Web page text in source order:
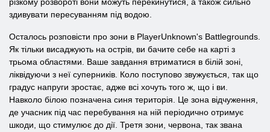
здивувати пересуванням під водою.
Осталось розповісти про зони в PlayerUnknown's Battlegrounds.
Як тільки висаджують на острів, ви бачите себе на карті з
трьома областями. Ваше завдання втриматися в білій зоні,
ліквідуючи з неї суперників. Коло поступово звужується, так що
градус напруги зростає, адже всі хочуть того ж, що і ви.
Навколо білою позначена синя територія. Це зона відчуження,
де учасник під час перебування на ній періодично отримує
шкоди, що стимулює до дії. Третя зони, червона, так звана